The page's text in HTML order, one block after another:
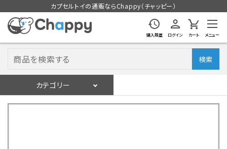
カプセルトイの通販ならChappy（チャッピー）
購入履歴 ログイン カート メニュー
検索
カテゴリー
ログイン 会員登録